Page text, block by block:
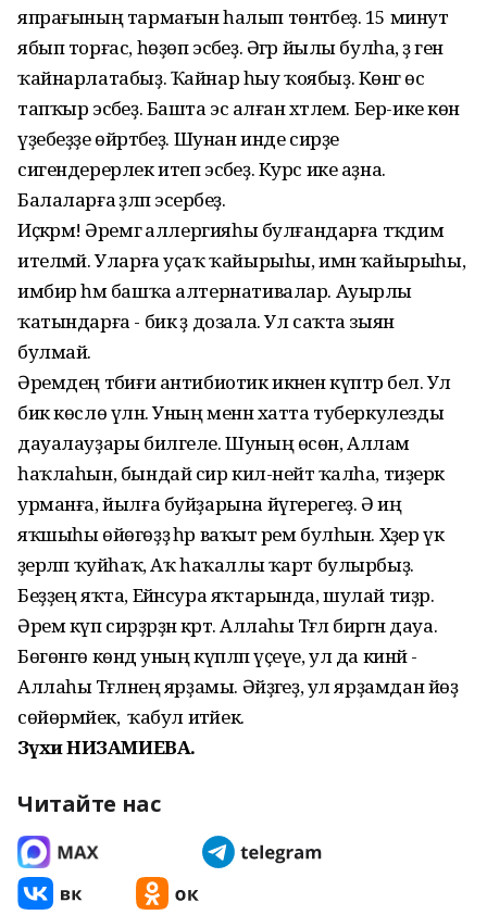
япрағының тармағын һалып төнәтәбеҙ. 15 минут
ябып торғас, һөҙөп эсәбеҙ. Әгәр йылы булһа, әҙ генә
ҡайнарлатабыҙ. Ҡайнар һыу ҡоябыҙ. Көнгә өс
тапҡыр эсәбеҙ. Башта эсә алған хәтлем. Бер-ике көн
үҙебеҙҙе өйрәтәбеҙ. Шунан инде сирҙе
сигендерерлек итеп эсәбеҙ. Курс ике аҙна.
Балаларға әҙләп эсерәбеҙ.
Иҫкәрмә! Әремгә аллергияһы булғандарға тәҡдим
ителмәй. Уларға уҫаҡ ҡайырыһы, имән ҡайырыһы,
имбир һәм башҡа алтернативалар. Ауырлы
ҡатындарға - бик әҙ дозала. Ул саҡта зыян
булмай.
Әремдең тәбиғи антибиотик икәнен күптәр белә. Ул
бик көслө үлән. Уның менән хатта туберкулезды
дауалауҙары билгеле. Шуның өсөн, Аллам
һаҡлаһын, бындай сир килә-нейтә ҡалһа, тиҙерәк
урманға, йылға буйҙарына йүгерегеҙ. Ә иң
яҡшыһы өйөгөҙҙә һәр ваҡыт әрем булһын. Хәҙер үк
әҙерләп ҡуйһаҡ, Аҡ һаҡаллы ҡарт булырбыҙ.
Беҙҙең яҡта, Ейәнсура яҡтарында, шулай тиҙәр.
Әрем күп сирҙәрҙән кәртә. Аллаһы Тәғәлә биргән дауа.
Бөгөнгө көндә уның күпләп үҫеүе, ул да кинәйә -
Аллаһы Тәғәләнең ярҙамы. Әйҙәгеҙ, ул ярҙамдан йөҙ
сөйөрмәйек, ә ҡабул итәйек.
Зәүхиә НИЗАМИЕВА.
Читайте нас